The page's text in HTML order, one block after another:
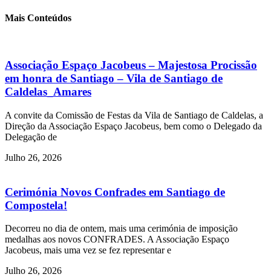
Mais Conteúdos
Associação Espaço Jacobeus – Majestosa Procissão
em honra de Santiago – Vila de Santiago de
Caldelas_Amares
A convite da Comissão de Festas da Vila de Santiago de Caldelas, a
Direção da Associação Espaço Jacobeus, bem como o Delegado da
Delegação de
Julho 26, 2026
Cerimónia Novos Confrades em Santiago de
Compostela!
Decorreu no dia de ontem, mais uma cerimónia de imposição
medalhas aos novos CONFRADES. A Associação Espaço
Jacobeus, mais uma vez se fez representar e
Julho 26, 2026